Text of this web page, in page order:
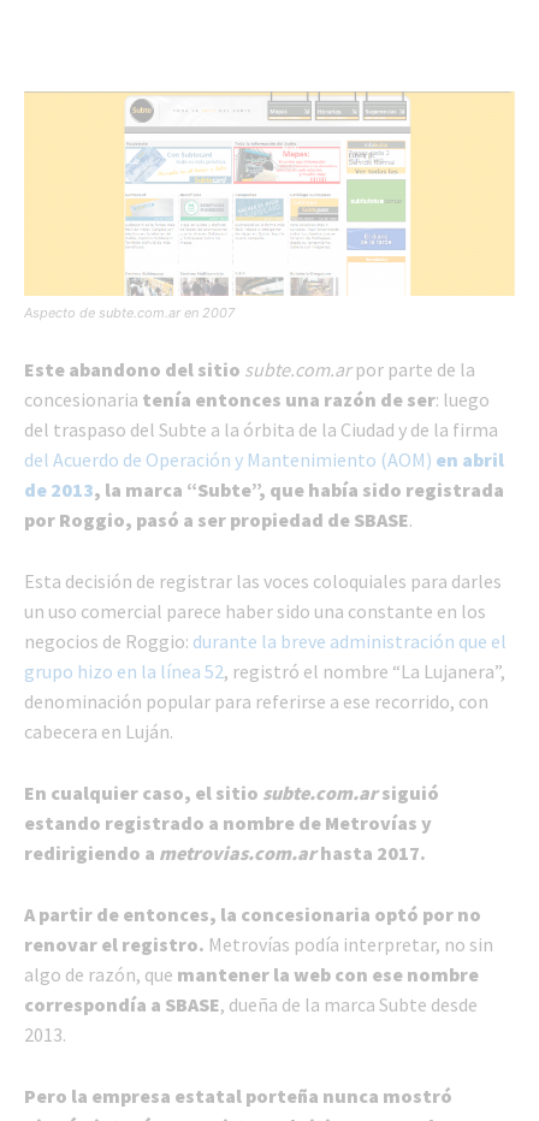
Aspecto de subte.com.ar en 2007
Este abandono del sitio subte.com.arpor parte de la
concesionaria tenía entonces una razón de ser: luego
del traspaso del Subte a la órbita de la Ciudad y de la firma
del Acuerdo de Operación y Mantenimiento (AOM) en abril
de 2013, la marca “Subte”, que había sido registrada
por Roggio, pasó a ser propiedad de SBASE.
Esta decisión de registrar las voces coloquiales para darles
un uso comercial parece haber sido una constante en los
negocios de Roggio: durante la breve administración que el
grupo hizo en la línea 52, registró el nombre “La Lujanera”,
denominación popular para referirse a ese recorrido, con
cabecera en Luján.
En cualquier caso, el sitio subte.com.arsiguió
estando registrado a nombre de Metrovías y
redirigiendo a metrovias.com.arhasta 2017.
A partir de entonces, la concesionaria optó por no
renovar el registro. Metrovías podía interpretar, no sin
algo de razón, que mantener la web con ese nombre
correspondía a SBASE, dueña de la marca Subte desde
2013.
Pero la empresa estatal porteña nunca mostró